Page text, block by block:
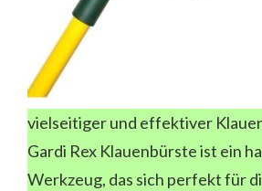
vielseitiger und effektiver
Gardi Rex Klauenbürste ist ein
Werkzeug, das sich perfekt für